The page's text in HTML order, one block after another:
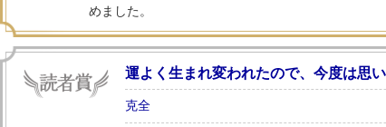
めました。
運よく生まれ変われたので、今度は思
克全